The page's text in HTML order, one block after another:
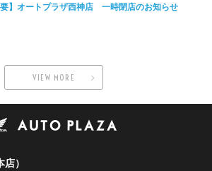
要】オートプラザ西神店 一時閉店のお知らせ
VIEW MORE
）